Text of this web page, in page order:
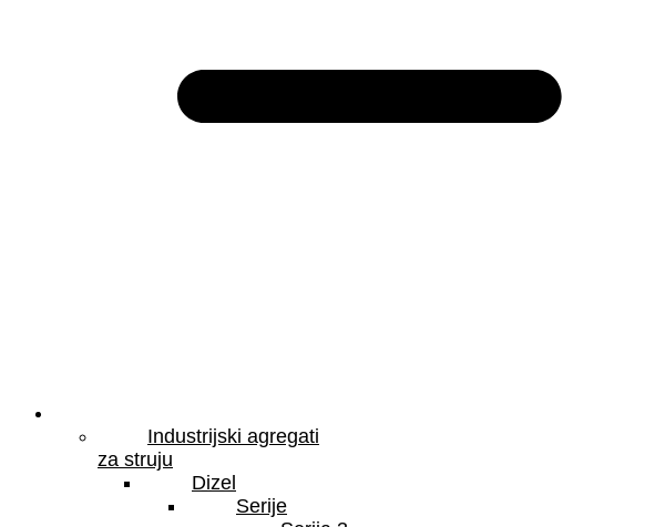
Industrijski agregati
za struju
Dizel
Serije